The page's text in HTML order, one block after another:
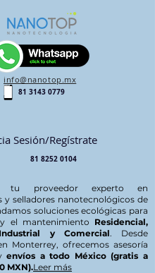
info@nanotop.mx
81 3143 0779
Sesión/Regístrate
81 8252 0104
proveedor experto en
y selladores nanotecnológicos de
soluciones ecológicas para
el mantenimiento Residencial,
y Comercial. Desde
Monterrey, ofrecemos asesoría
envíos a todo México (gratis a
MXN).Leer más